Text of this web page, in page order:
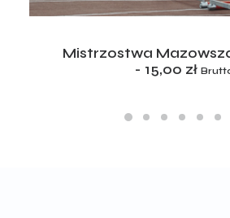
ADD TO CART
Mistrzostwa
15,00 zł